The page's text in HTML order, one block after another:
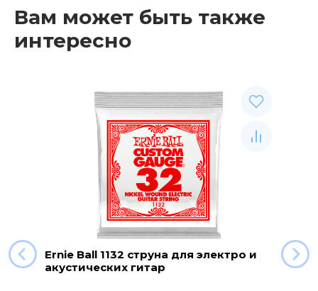
Вам может быть также
интересно
Ernie Ball 1132 струна для электро и
акустических гитар